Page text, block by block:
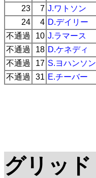
23
7 J.ワトソン
24
4 D.デイリー
不通過
10 J.ラマース
不通過
18 D.ケネディ
不通過
17 S.ヨハンソン
不通過
31 E.チーバー
グリッド